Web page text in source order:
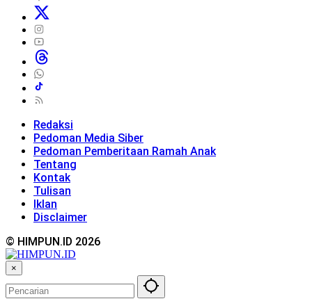
Redaksi
Pedoman Media Siber
Pedoman Pemberitaan Ramah Anak
Tentang
Kontak
Tulisan
Iklan
Disclaimer
© HIMPUN.ID 2026
×